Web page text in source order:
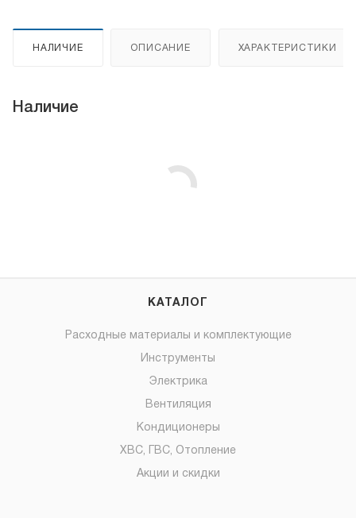
НАЛИЧИЕ ОПИСАНИЕ ХАРАКТЕРИСТИКИ
Наличие
КАТАЛОГ
Расходные материалы и комплектующие
Инструменты
Электрика
Вентиляция
Кондиционеры
ХВС, ГВС, Отопление
Акции и скидки